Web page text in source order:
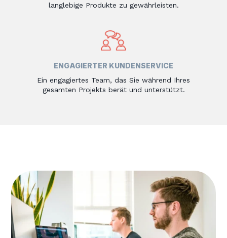
langlebige Produkte zu gewährleisten.
ENGAGIERTER KUNDENSERVICE
Ein engagiertes Team, das Sie während Ihres
gesamten Projekts berät und unterstützt.